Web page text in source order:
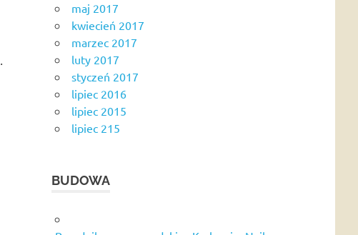
maj 2017
kwiecień 2017
marzec 2017
luty 2017
styczeń 2017
lipiec 2016
lipiec 2015
lipiec 215
BUDOWA